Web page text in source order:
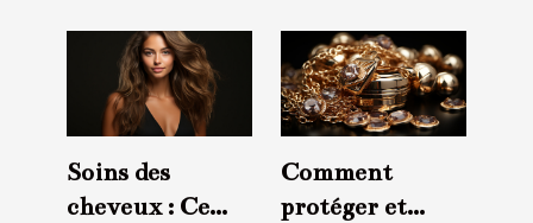
Soins des
cheveux : Ce
Comment
protéger et